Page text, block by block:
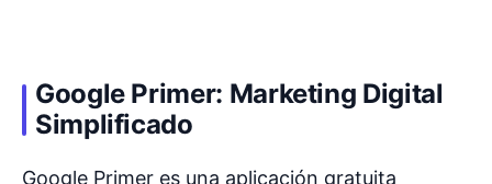
Google Primer: Marketing Digital
Simplificado
Google Primer es una aplicación gratuita